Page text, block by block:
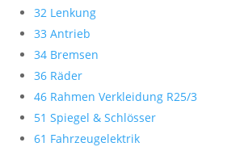
32 Lenkung
33 Antrieb
34 Bremsen
36 Räder
46 Rahmen Verkleidung R25/3
51 Spiegel & Schlösser
61 Fahrzeugelektrik